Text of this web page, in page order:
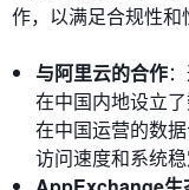
作，以满足合规性和
与阿里云的合作
在中国内地设立
在中国运营的数
访问速度和系统稳